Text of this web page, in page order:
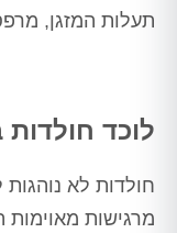
תעלות המזגן,
לוכד חולדות
חולדות לא
מרגישות מאוימות